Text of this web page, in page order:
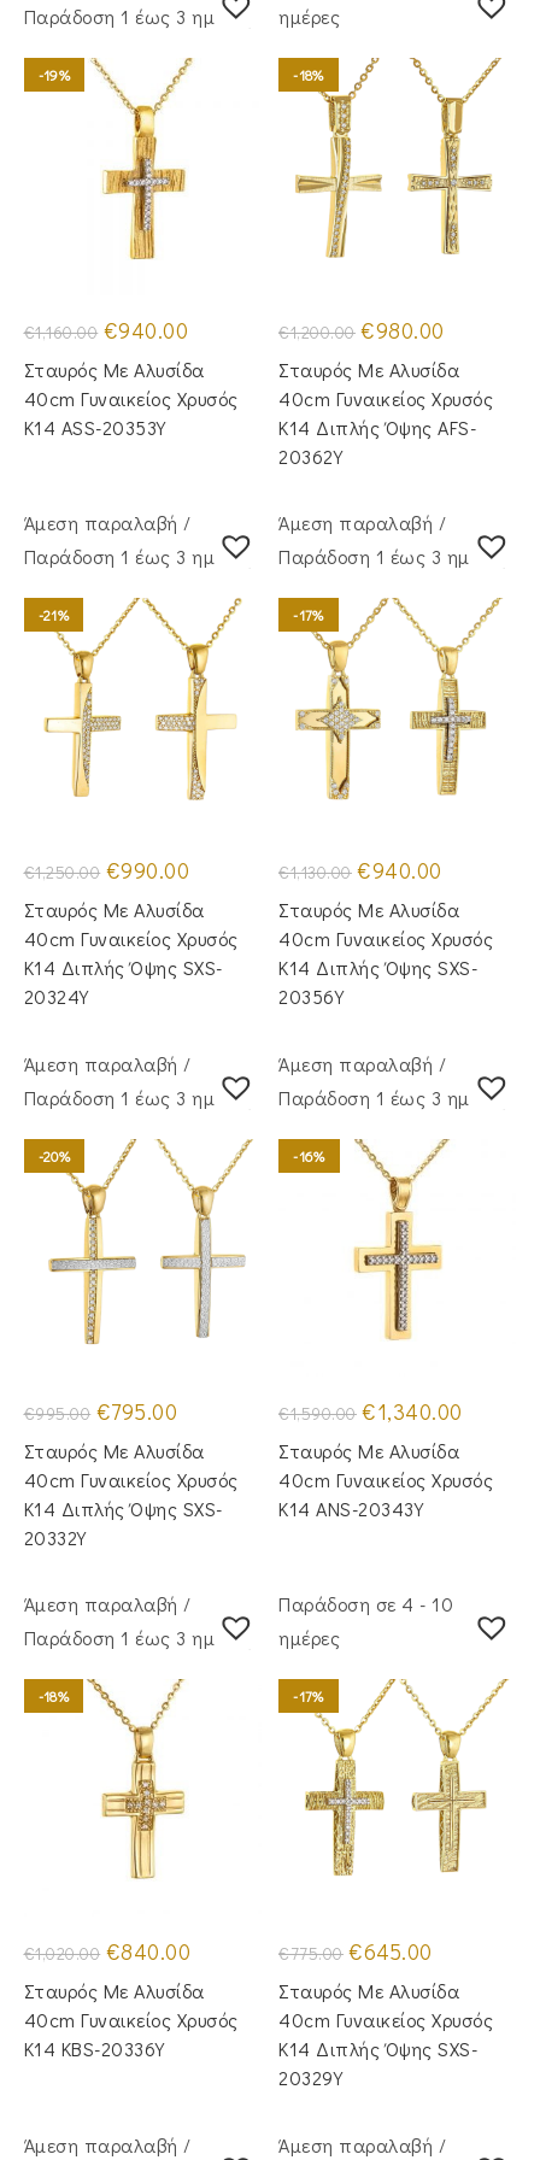
Παράδoση 1 έως 3 ημέρες
-19%
€1,160.00 Original
price
was:
€1,160.00.
€940.00
τιμή
είναι:
€940.00.
Σταυρός Με Αλυσίδα
40cm Γυναικείος Χρυσός
Κ14 ASS-20353Y
ημέρες
-18%
€1,200.00 Original
price
was:
€1,200.00.
€980.00
τιμή
είναι:
€980.00.
Σταυρός Mε Aλυσίδα
40cm Γυναικείος Χρυσός
Κ14 Διπλής Όψης AFS-
20362Y
Άμεση παραλαβή /
Παράδoση 1 έως 3 ημέρες
-21%
€1,250.00 Original
price
was:
€1,250.00.
€990.00
τιμή
είναι:
€990.00.
Σταυρός Με Αλυσίδα
40cm Γυναικείος Χρυσός
Κ14 Διπλής Όψης SXS-
20324Y
Άμεση παραλαβή /
Παράδoση 1 έως 3 ημέρες
-17%
€1,130.00 Original
price
was:
€1,130.00.
€940.00
τιμή
είναι:
€940.00.
Σταυρός Με Αλυσίδα
40cm Γυναικείος Χρυσός
Κ14 Διπλής Όψης SXS-
20356Y
Άμεση παραλαβή /
Παράδoση 1 έως 3 ημέρες
-20%
€995.00 Original
price
was:
€995.00.
€795.00
τιμή
είναι:
€795.00.
Σταυρός Με Αλυσίδα
40cm Γυναικείος Χρυσός
Κ14 Διπλής Όψης SXS-
20332Y
Άμεση παραλαβή /
Παράδoση 1 έως 3 ημέρες
-16%
€1,590.00 Original
price
was:
€1,590.00.
€1,340.00
Σταυρός Με Αλυσίδα
40cm Γυναικείος Χρυσός
Κ14 ANS-20343Y
Άμεση παραλαβή /
Παράδoση 1 έως 3 ημέρες
-18%
€1,020.00 Original
price
was:
€1,020.00.
€840.00
τιμή
είναι:
€840.00.
Σταυρός Mε Aλυσίδα
40cm Γυναικείος Χρυσός
Κ14 KBS-20336Y
Παράδοση σε 4 - 10
ημέρες
-17%
€775.00 Original
price
was:
€775.00.
€645.00
τιμή
είναι:
€645.00.
Σταυρός Με Αλυσίδα
40cm Γυναικείος Χρυσός
Κ14 Διπλής Όψης SXS-
20329Y
Άμεση παραλαβή / Άμεση παραλαβή /